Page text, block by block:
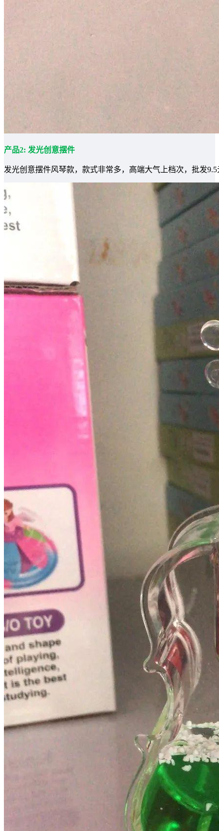
产品2: 发光创意摆件
发光创意摆件风琴款，款式非常多，高端大气上档次，批发